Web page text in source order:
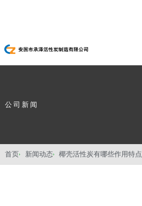
公司新闻
首页 新闻动态 椰壳活性炭有哪些作用特点